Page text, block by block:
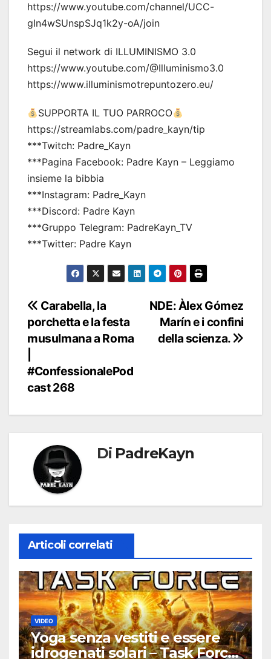
https://www.youtube.com/channel/UCC-
gIn4wSUnspSJq1k2y-oA/join
Segui il network di ILLUMINISMO 3.0
https://www.youtube.com/@Illuminismo3.0
https://www.illuminismotrepuntozero.eu/
SUPPORTA IL TUO PARROCO
https://streamlabs.com/padre_kayn/tip
***Twitch: Padre_Kayn
***Pagina Facebook: Padre Kayn – Leggiamo
insieme la bibbia
***Instagram: Padre_Kayn
***Discord: Padre Kayn
***Gruppo Telegram: PadreKayn_TV
***Twitter: Padre Kayn
Navigazione
articoli
NDE: Àlex Gómez
Marín e i confini
della scienza.
Carabella, la
porchetta e la festa
musulmana a Roma
#ConfessionalePod
cast 268
Di PadreKayn
Articoli correlati
VIDEO
Yoga senza vestiti e essere
idrogenati solari – Task Force